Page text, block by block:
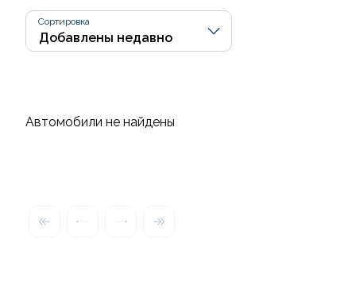
Сортировка
Автомобили не найдены